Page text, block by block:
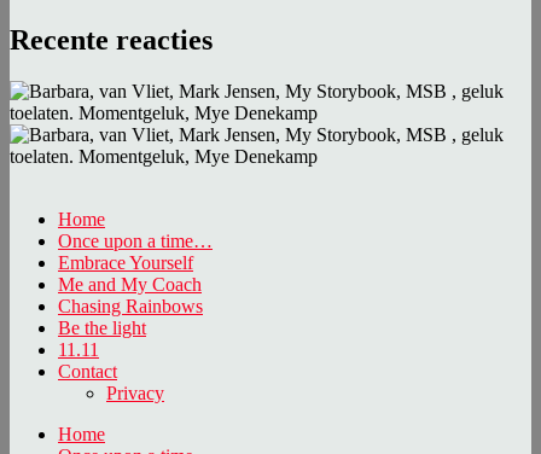
Recente reacties
Home
Once upon a time…
Embrace Yourself
Me and My Coach
Chasing Rainbows
Be the light
11.11
Contact
Privacy
Home